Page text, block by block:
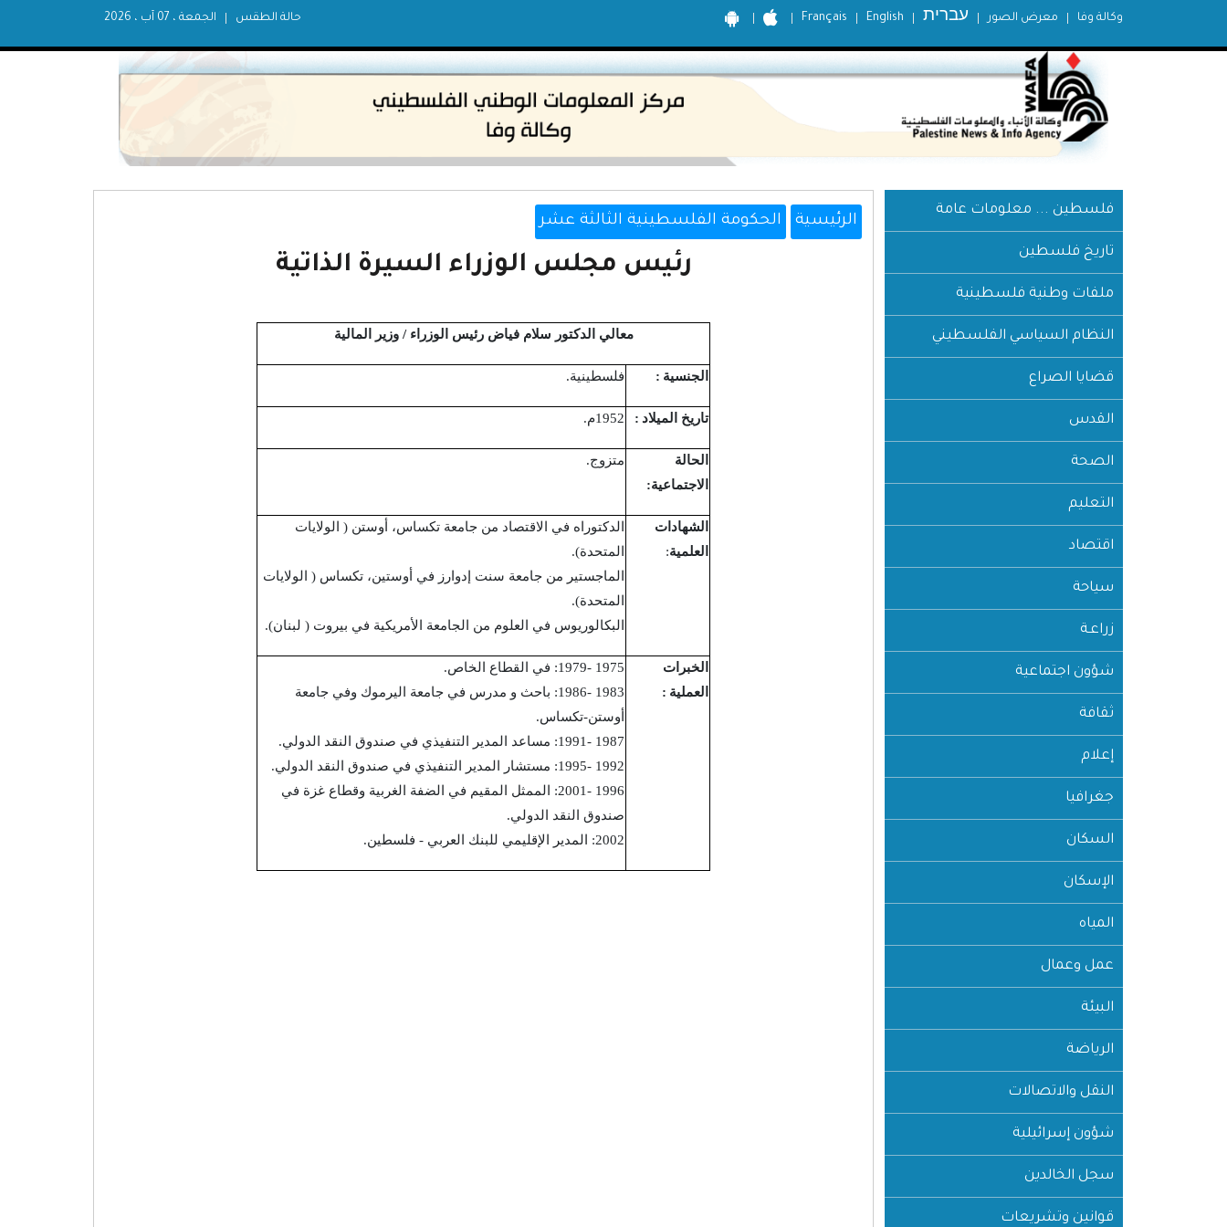
Français English עברית معرض الصور وكالة وفا الجمعة ، 07 آب ، 2026 حالة الطقس
فلسطين ... معلومات عامة
تاريخ فلسطين
ملفات وطنية فلسطينية
النظام السياسي الفلسطيني
قضايا الصراع
القدس
الصحة
التعليم
اقتصاد
سياحة
زراعـة
شؤون اجتماعية
ثقافة
إعلام
جغرافيا
السكان
الإسكان
المياه
عمل وعمال
البيئة
الرياضة
النقل والاتصالات
شؤون إسرائيلية
سجل الخالدين
قوانين وتشريعات
الرئيسية الحكومة الفلسطينية الثالثة عشر
رئيس مجلس الوزراء السيرة الذاتية
معالي الدكتور سلام فياض رئيس الوزراء / وزير المالية
الجنسية : فلسطينية.
تاريخ الميلاد : 1952م.
الحالة
الاجتماعية:
متزوج.
الشهادات
العلمية:
الدكتوراه في الاقتصاد من جامعة تكساس، أوستن ( الولايات
المتحدة).
الماجستير من جامعة سنت إدوارز في أوستين، تكساس ( الولايات
المتحدة).
البكالوريوس في العلوم من الجامعة الأمريكية في بيروت ( لبنان).
الخبرات
العملية :
1975 -1979: في القطاع الخاص.
1983 -1986: باحث و مدرس في جامعة اليرموك وفي جامعة
أوستن-تكساس.
1987 -1991: مساعد المدير التنفيذي في صندوق النقد الدولي.
1992 -1995: مستشار المدير التنفيذي في صندوق النقد الدولي.
1996 -2001: الممثل المقيم في الضفة الغربية وقطاع غزة في
صندوق النقد الدولي.
2002: المدير الإقليمي للبنك العربي - فلسطين.